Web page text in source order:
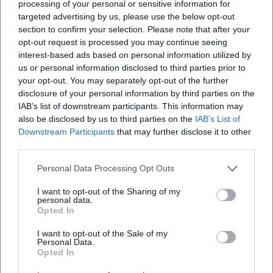
processing of your personal or sensitive information for
targeted advertising by us, please use the below opt-out
section to confirm your selection. Please note that after your
opt-out request is processed you may continue seeing
interest-based ads based on personal information utilized by
us or personal information disclosed to third parties prior to
your opt-out. You may separately opt-out of the further
disclosure of your personal information by third parties on the
IAB’s list of downstream participants. This information may
also be disclosed by us to third parties on the IAB’s List of
Downstream Participants that may further disclose it to other
Personal Data Processing Opt Outs
I want to opt-out of the Sharing of my
personal data.
Opted In
I want to opt-out of the Sale of my
Personal Data.
Opted In
Säule ihres Verständnisses von Künstlersein: Ehrlichkeit,
Nähe und die gemeinsame Kraft der Musik. Ihre Auftritte
seitdem transportieren eine zusätzliche Tiefe – ein Mix aus
Professionalität, Lebensfreude und Souveränität, der ihre
Shows zu berührenden Erlebnissen macht.
Diskographie im Überblick: Eckpfeiler, Charts, Repertoire
Essenzielle Alben wie „Servus, Nicki“ (1985), „Kleine Wunder“
(1987) und „Radio Bavaria“ (1988) definieren Nickis
Signature-Sound. „Kleine Wunder“ wurde ein Meilenstein
ihres Katalogs, während „Radio Bavaria“ den
zeittypischen Produktionen bekräftigte. Spätere Werke („I
„Herzhoamat“, 2018) zeigen eine gereifte Künstlerin, die
ihre Stärken – Melodieführung, Mundart-Phrasierung, klare
Themen – klug aktualisiert. Zu den prägnanten Singles
zählen neben „Servus, mach’s guat“ und „I bin a bayrisches
Cowgirl“ zahlreiche Airplay-Lieblinge, die ihren Status über